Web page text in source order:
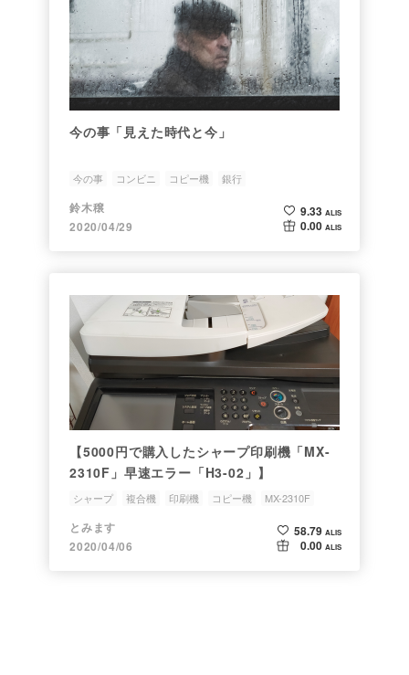
今の事「見えた時代と今」
今の事 コンビニ コピー機 銀行
鈴木穣
2020/04/29
9.33 ALIS
0.00 ALIS
【5000円で購入したシャープ印刷機「MX-
2310F」早速エラー「H3-02」】
シャープ 複合機 印刷機 コピー機 MX-2310F
とみます
2020/04/06
58.79 ALIS
0.00 ALIS